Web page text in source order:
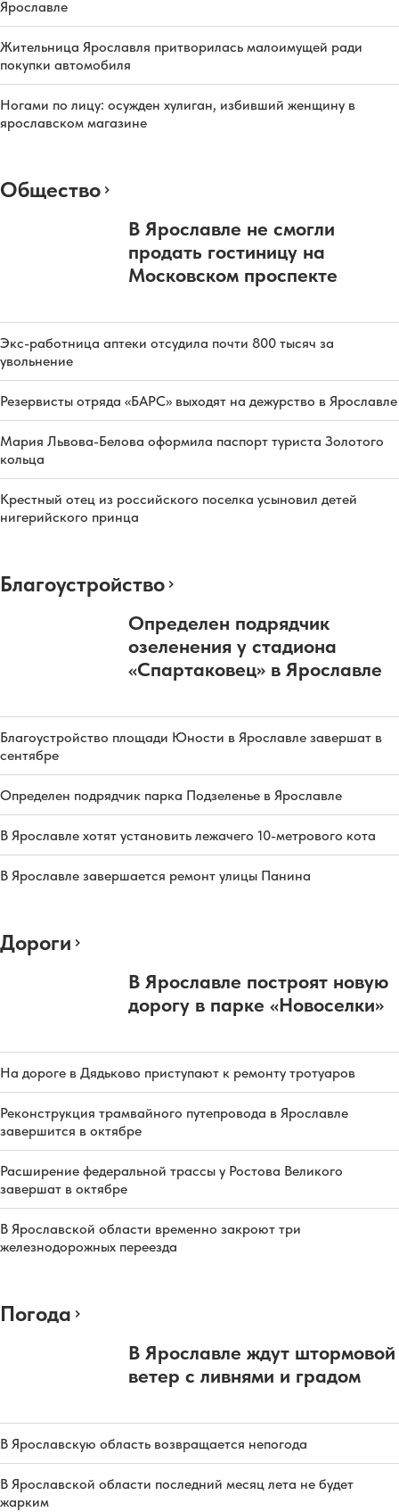
Ярославле
Жительница Ярославля притворилась малоимущей ради
покупки автомобиля
Ногами по лицу: осужден хулиган, избивший женщину в
ярославском магазине
Общество
В Ярославле не смогли
продать гостиницу на
Московском проспекте
Экс-работница аптеки отсудила почти 800 тысяч за
увольнение
Резервисты отряда «БАРС» выходят на дежурство в Ярославле
Мария Львова-Белова оформила паспорт туриста Золотого
кольца
Крестный отец из российского поселка усыновил детей
нигерийского принца
Благоустройство
Определен подрядчик
озеленения у стадиона
«Спартаковец» в Ярославле
Благоустройство площади Юности в Ярославле завершат в
сентябре
Определен подрядчик парка Подзеленье в Ярославле
В Ярославле хотят установить лежачего 10-метрового кота
В Ярославле завершается ремонт улицы Панина
Дороги
В Ярославле построят новую
дорогу в парке «Новоселки»
На дороге в Дядьково приступают к ремонту тротуаров
Реконструкция трамвайного путепровода в Ярославле
завершится в октябре
Расширение федеральной трассы у Ростова Великого
завершат в октябре
В Ярославской области временно закроют три
железнодорожных переезда
Погода
В Ярославле ждут штормовой
ветер с ливнями и градом
В Ярославскую область возвращается непогода
В Ярославской области последний месяц лета не будет
жарким